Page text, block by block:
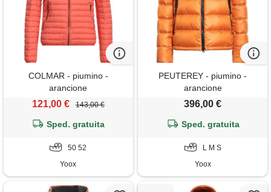
COLMAR - piumino -
arancione
121,00 € 143,00 €
Sped. gratuita
50 52
Yoox
PEUTEREY - piumino -
arancione
396,00 €
Sped. gratuita
L M S
Yoox